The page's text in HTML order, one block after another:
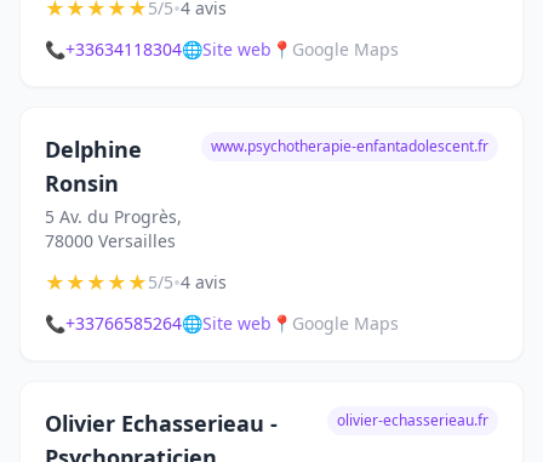
★★★★★5/5•4 avis
📞+33634118304🌐Site web 📍 Google Maps
Delphine
Ronsin
5 Av. du Progrès,
78000 Versailles
www.psychotherapie-enfantadolescent.fr
★★★★★5/5•4 avis
📞+33766585264🌐Site web 📍 Google Maps
Olivier Echasserieau -
olivier-echasserieau.fr